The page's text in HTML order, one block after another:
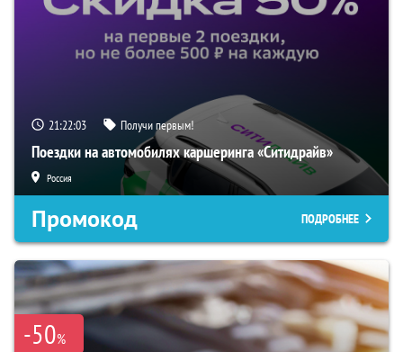
21:22:02 Получи первым!
Поездки на автомобилях каршеринга «Ситидрайв»
Россия
Промокод ПОДРОБНЕЕ
-50%